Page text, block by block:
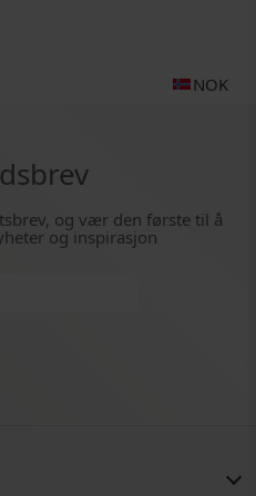
NOK
og vær den første til å
og inspirasjon